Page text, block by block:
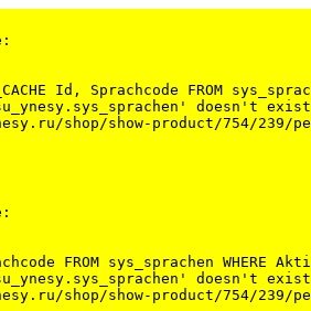
Id, Sprachcode FROM
doesn't exist
shop/show-product/754/239/
FROM sys_sprachen WHERE
doesn't exist
shop/show-product/754/239/